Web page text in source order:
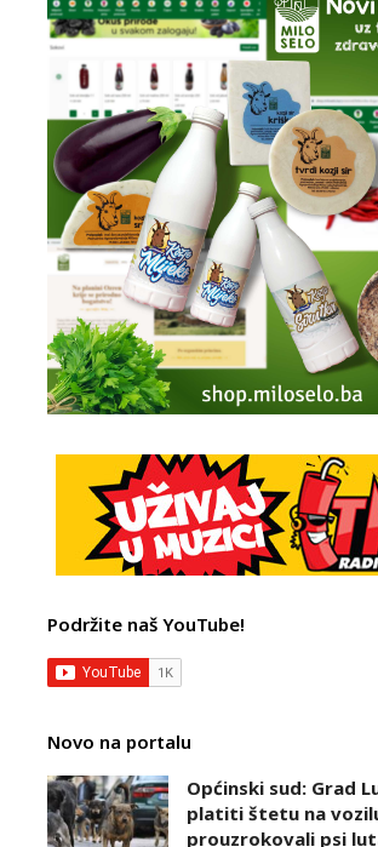
Podržite naš YouTube!
Novo na portalu
Općinski sud: Grad
platiti štetu na
prouzrokovali psi